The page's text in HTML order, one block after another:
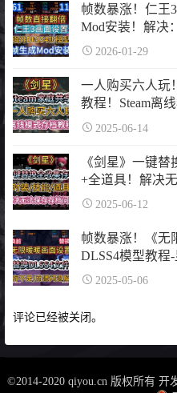
帧数暴涨！仁王
Mod安装！解决
2026-01-29
一人购买六人玩
教程！Steam离
2025-06-14
《剑星》一键
+全道具！解决
2025-06-12
帧数暴涨！《无
DLSS4模型教程
2025-05-06
评论已经被关闭。
©2014-2020 qiyou.cn 版权所有 开